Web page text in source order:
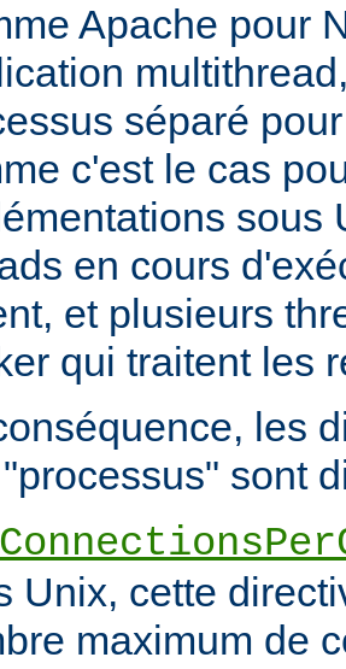
Apache pour
séparé
c'est le cas
sous
en cours
et plusieurs
qui traitent les
les
sont
Unix, cette
maximum de